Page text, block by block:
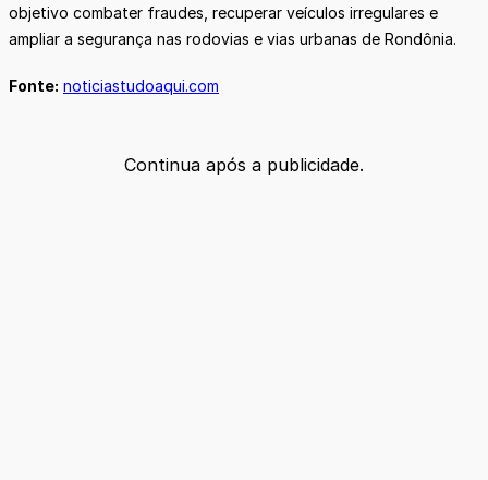
objetivo combater fraudes, recuperar veículos irregulares e
ampliar a segurança nas rodovias e vias urbanas de Rondônia.
Fonte: noticiastudoaqui.com
Continua após a publicidade.